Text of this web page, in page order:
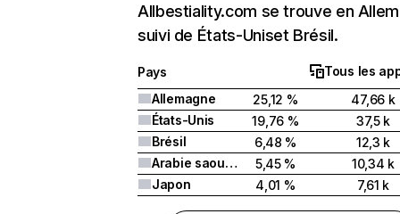
Allbestiality.com se trouve en
suivi de États-Uniset Brésil.
Pays
Tous les
Allemagne
25,12 %
47,66 k
États-Unis
19,76 %
37,5 k
Brésil
6,48 %
12,3 k
Arabie saoudite
5,45 %
10,34 k
Japon
4,01 % 7,61 k